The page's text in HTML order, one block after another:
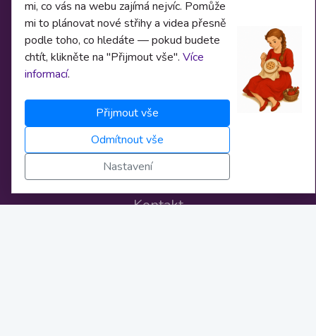
Obchodní podmínky
Osobní údaje
Bankovní spojení
Licence
Novinky
Kontakt
mi, co vás na webu zajímá nejvíc. Pomůže
mi to plánovat nové střihy a videa přesně
podle toho, co hledáte — pokud budete
chtít, klikněte na "Přijmout vše". Více
informací.
Přijmout vše
Odmítnout vše
Nastavení